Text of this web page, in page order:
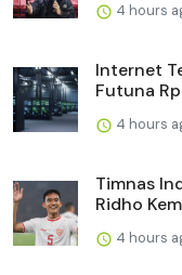
4 hours
Internet
Futuna
4 hours
Timnas
Ridho
4 hours